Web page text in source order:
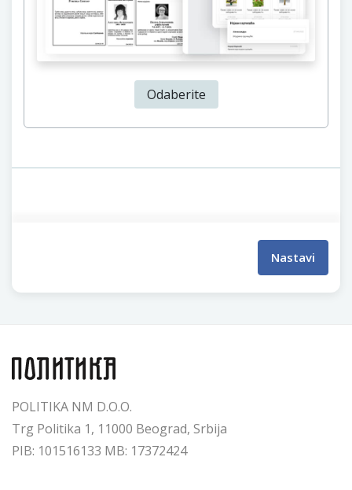
Odaberite
Nastavi
POLITIKA NM D.O.O.
Trg Politika 1, 11000 Beograd, Srbija
PIB: 101516133 MB: 17372424